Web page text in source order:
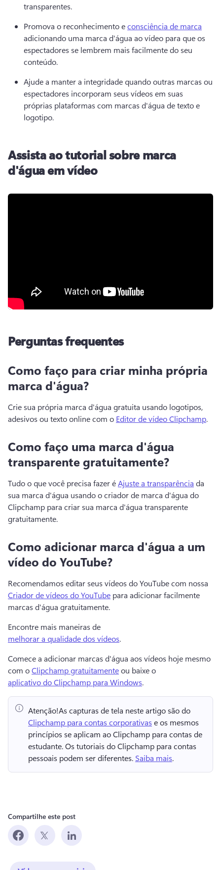
transparentes.
Promova o reconhecimento e consciência de marca
adicionando uma marca d'água ao vídeo para que os
espectadores se lembrem mais facilmente do seu
conteúdo.
Ajude a manter a integridade quando outras marcas ou
espectadores incorporam seus vídeos em suas
próprias plataformas com marcas d'água de texto e
logotipo.
Assista ao tutorial sobre marca
d'água em vídeo
Perguntas frequentes
Como faço para criar minha própria
marca d'água?
Crie sua própria marca d'água gratuita usando logotipos,
adesivos ou texto online com o Editor de vídeo Clipchamp.
Como faço uma marca d'água
transparente gratuitamente?
Tudo o que você precisa fazer é Ajuste a transparência da
sua marca d'água usando o criador de marca d'água do
Clipchamp para criar sua marca d'água transparente
gratuitamente.
Como adicionar marca d'água a um
vídeo do YouTube?
Recomendamos editar seus vídeos do YouTube com nossa
Criador de vídeos do YouTube para adicionar facilmente
marcas d'água gratuitamente.
Encontre mais maneiras de
melhorar a qualidade dos vídeos.
Comece a adicionar marcas d'água aos vídeos hoje mesmo
com o Clipchamp gratuitamente ou baixe o
aplicativo do Clipchamp para Windows.
Atenção!
Clipchamp para contas corporativas e os mesmos
princípios se aplicam ao Clipchamp para contas de
estudante. Os tutoriais do Clipchamp para contas
pessoais podem ser diferentes. Saiba mais.
Compartilhe este post